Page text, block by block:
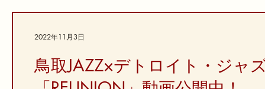
鳥取JAZZ×デトロイト・ジャ
2022年11月3日